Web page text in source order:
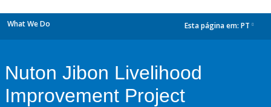
What We Do Esta página em: PT
Nuton Jibon Livelihood
Improvement Project